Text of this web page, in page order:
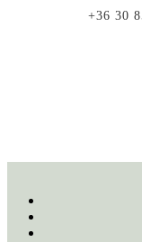
+36 30